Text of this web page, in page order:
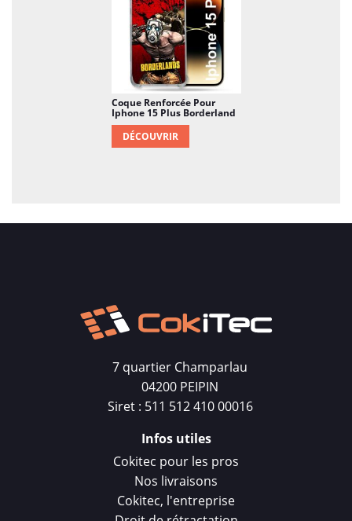
Coque Renforcée Pour
Iphone 15 Plus Borderland
DÉCOUVRIR
7 quartier Champarlau
04200 PEIPIN
Siret : 511 512 410 00016
Infos utiles
Cokitec pour les pros
Nos livraisons
Cokitec, l'entreprise